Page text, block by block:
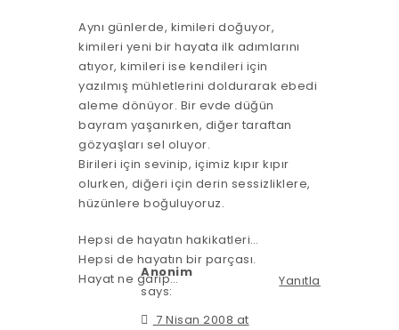
Aynı günlerde, kimileri doğuyor,
kimileri yeni bir hayata ilk adımlarını
atıyor, kimileri ise kendileri için
yazılmış mühletlerini doldurarak ebedi
aleme dönüyor. Bir evde düğün
bayram yaşanırken, diğer taraftan
gözyaşları sel oluyor.
Birileri için sevinip, içimiz kıpır kıpır
olurken, diğeri için derin sessizliklere,
hüzünlere boğuluyoruz.
Hepsi de hayatın hakikatleri…
Hepsi de hayatın bir parçası.
Hayat ne garip…
Yanıtla
Anonim
says:
7 Nisan 2008 at